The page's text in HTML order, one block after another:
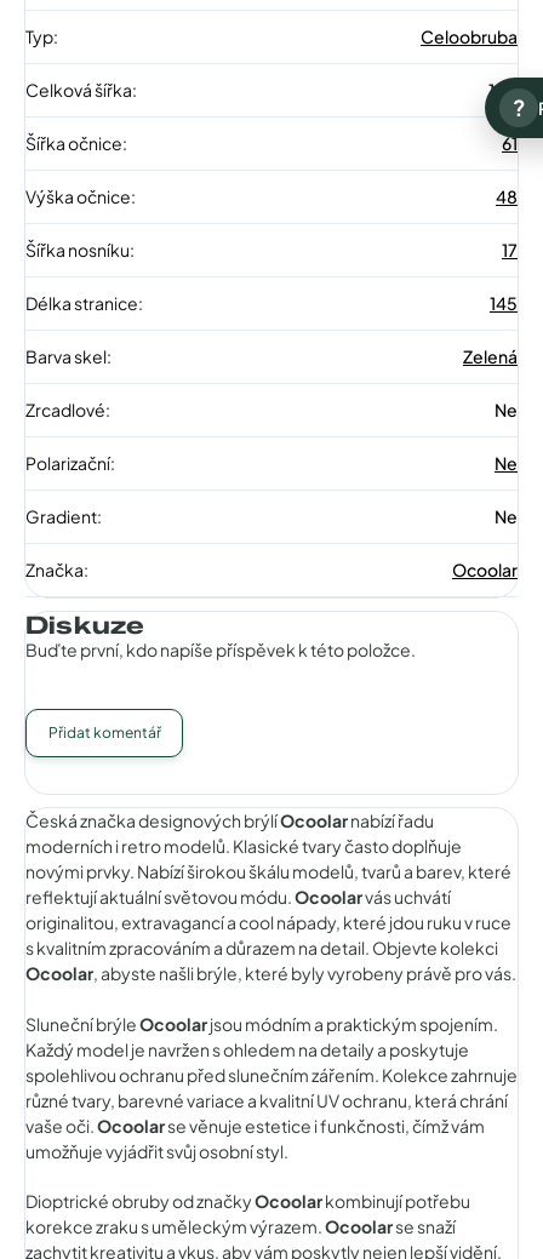
Typ: Celoobruba
Celková šířka: 150
Šířka očnice: 61
Výška očnice: 48
Šířka nosníku: 17
Délka stranice: 145
Barva skel: Zelená
Zrcadlové: Ne
Polarizační: Ne
Gradient: Ne
Značka: Ocoolar
Diskuze
Buďte první, kdo napíše příspěvek k této položce.
Přidat komentář
Česká značka designových brýlíOcoolarnabízí řadu
moderních i retro modelů. Klasické tvary často doplňuje
novými prvky. Nabízí širokou škálu modelů, tvarů a barev, které
reflektují aktuální světovou módu.Ocoolarvás uchvátí
originalitou, extravagancí a cool nápady, které jdou ruku v ruce
s kvalitním zpracováním a důrazem na detail. Objevte kolekci
Ocoolar, abyste našli brýle, které byly vyrobeny právě pro vás.
Sluneční brýleOcoolarjsou módním a praktickým spojením.
Každý model je navržen s ohledem na detaily a poskytuje
spolehlivou ochranu před slunečním zářením. Kolekce zahrnuje
různé tvary, barevné variace a kvalitní UV ochranu, která chrání
vaše oči.Ocoolarse věnuje estetice i funkčnosti, čímž vám
umožňuje vyjádřit svůj osobní styl.
Dioptrické obruby od značkyOcoolarkombinují potřebu
korekce zraku s uměleckým výrazem.Ocoolarse snaží
zachytit kreativitu a vkus, aby vám poskytly nejen lepší vidění,
?